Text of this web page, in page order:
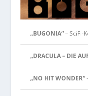
„BUGONIA“– SciFi-
„DRACULA – DIE
„NO HIT WONDER“